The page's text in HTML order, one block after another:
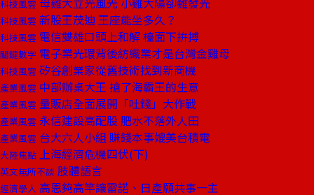
科技風雲
科技風雲 新股王茂迪 王座能坐多久？
科技風雲 電信雙雄口頭上和解 檯面下拚搏
關鍵數字 電子業光環背後紡織業才是台灣金雞母
科技風雲 矽谷創業家從舊技術找到新商機
產業風雲 中部辦桌大王 搶了海霸王的生意
產業風雲 量販店全面展開「吐錢」大作戰
產業風雲 永信建設高配股 肥水不落外人田
產業風雲 台大六人小組 賺錢本事媲美台積電
大陸焦點 上海經濟危機四伏(下)
英文無所不談 肢體語言
經濟學人 高恩夠高竿讓雷諾、日產願共事一主